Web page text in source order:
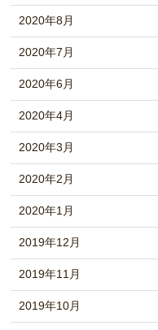
2020年8月
2020年7月
2020年6月
2020年4月
2020年3月
2020年2月
2020年1月
2019年12月
2019年11月
2019年10月